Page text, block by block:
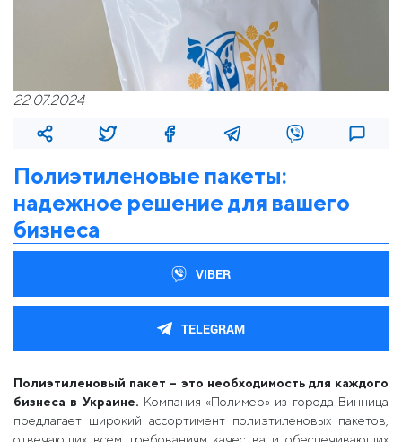
22.07.2024
Полиэтиленовые пакеты:
надежное решение для вашего
бизнеса
VIBER
TELEGRAM
Полиэтиленовый пакет – это необходимость для каждого
бизнеса в Украине. Компания «Полимер» из города Винница
предлагает широкий ассортимент полиэтиленовых пакетов,